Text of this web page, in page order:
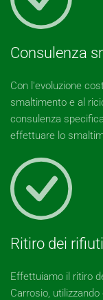
Consulenza
Con l'evoluzione
smaltimento e al
consulenza
effettuare lo
Ritiro dei
Effettuiamo il ritiro
Carrosio,